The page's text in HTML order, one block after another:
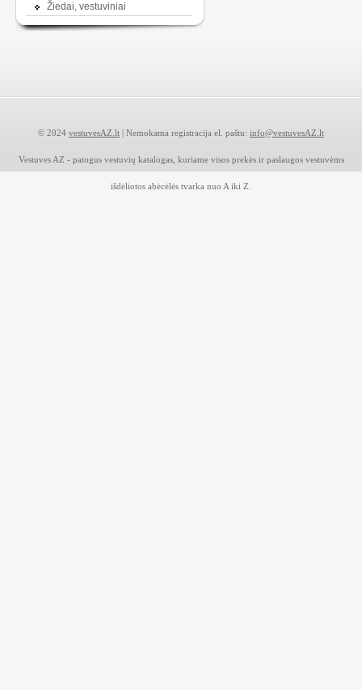
Žiedai, vestuviniai
© 2024 vestuvesAZ.lt | Nemokama registracija el. paštu: info@vestuvesAZ.lt
Vestuves AZ - patogus vestuvių katalogas, kuriame visos prekės ir paslaugos vestuvėms
išdėliotos abėcėlės tvarka nuo A iki Z.